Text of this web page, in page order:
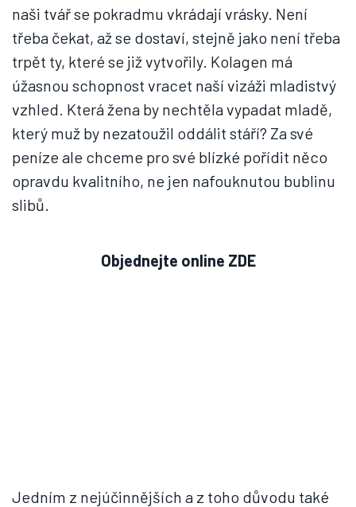
naši tvář se pokradmu vkrádají vrásky. Není
třeba čekat, až se dostaví, stejně jako není třeba
trpět ty, které se již vytvořily. Kolagen má
úžasnou schopnost vracet naší vizáži mladistvý
vzhled. Která žena by nechtěla vypadat mladě,
který muž by nezatoužil oddálit stáří? Za své
peníze ale chceme pro své blízké pořídit něco
opravdu kvalitního, ne jen nafouknutou bublinu
slibů.
Objednejte online ZDE
Jedním z nejúčinnějších a z toho důvodu také